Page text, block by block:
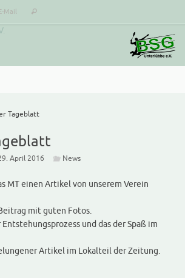
Mail Suchen
Tageblatt
April 2016 News
MT einen Artikel von unserem Verein
mit guten Fotos.
und das der Spaß im
Artikel im Lokalteil der Zeitung.